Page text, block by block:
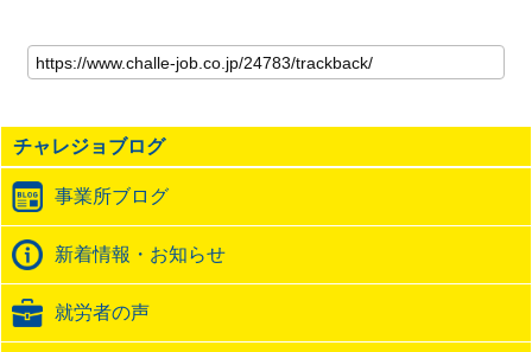
の
記
の
ト
ッ
ク
バ
ッ
URL
チャレジョブログ
事業所ブログ
新着情報・お知らせ
就労者の声